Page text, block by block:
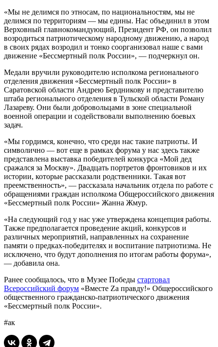
«Мы не делимся по этносам, по национальностям, мы не
делимся по территориям — мы едины. Нас объединил в этом
Верховный главнокомандующий, Президент РФ, он позволил
возродиться патриотическому народному движению, а народ
в своих рядах возродил и тонко соорганизовал наше с вами
движение «Бессмертный полк России», — подчеркнул он.
Медали вручили руководителю исполкома регионального
отделения движения «Бессмертный полк России» в
Саратовской области Андрею Бердникову и представителю
штаба регионального отделения в Тульской области Роману
Лазареву. Они были добровольцами в зоне специальной
военной операции и содействовали выполнению боевых
задач.
«Мы гордимся, конечно, что среди нас такие патриоты. И
символично — вот еще в рамках форума у нас здесь также
представлена выставка победителей конкурса «Мой дед
сражался за Москву». Двадцать портретов фронтовиков и их
истории, которые рассказали родственники. Такая вот
преемственность», — рассказала начальник отдела по работе с
обращениями граждан исполкома Общероссийского движения
«Бессмертный полк России» Жанна Жмур.
«На следующий год у нас уже утверждена концепция работы.
Также предполагается проведение акций, конкурсов и
различных мероприятий, направленных на сохранение
памяти о предках-победителях и воспитание патриотизма. Не
исключено, что будут дополнения по итогам работы форума»,
— добавила она.
Ранее сообщалось, что в Музее Победы стартовал
Всероссийский форум «Вместе Zа правду!» Общероссийского
общественного гражданско-патриотического движения
«Бессмертный полк России».
#ак